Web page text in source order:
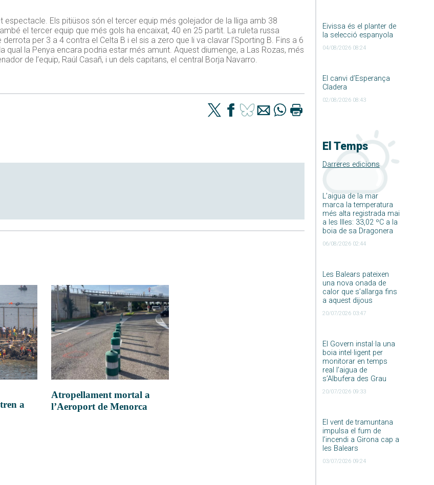
Eivissa és el planter de
la selecció espanyola
04/08/2026 08:24
El canvi d’Esperança
Cladera
02/08/2026 08:43
El Temps
Darreres edicions
L’aigua de la mar
marca la temperatura
més alta registrada mai
a les Illes: 33,02 ºC a la
boia de sa Dragonera
06/08/2026 02:44
Les Balears pateixen
una nova onada de
calor que s’allarga fins
a aquest dijous
20/07/2026 03:47
El Govern instal·la una
boia intel·ligent per
monitorar en temps
real l’aigua de
s’Albufera des Grau
20/07/2026 09:33
El vent de tramuntana
impulsa el fum de
l’incendi a Girona cap a
les Balears
03/07/2026 09:24
Els pitiüsos són el tercer equip més golejador de la lliga amb 38
el tercer equip que més gols ha encaixat, 40 en 25 partit. La ruleta russa
per 3 a 4 contra el Celta B i el sis a zero que li va clavar l’Sporting B. Fins a 6
la Penya encara podria estar més amunt. Aquest diumenge, a Las Rozas, més
de l’equip, Raúl Casañ, i un dels capitans, el central Borja Navarro.
a
Atropellament mortal a
l’Aeroport de Menorca